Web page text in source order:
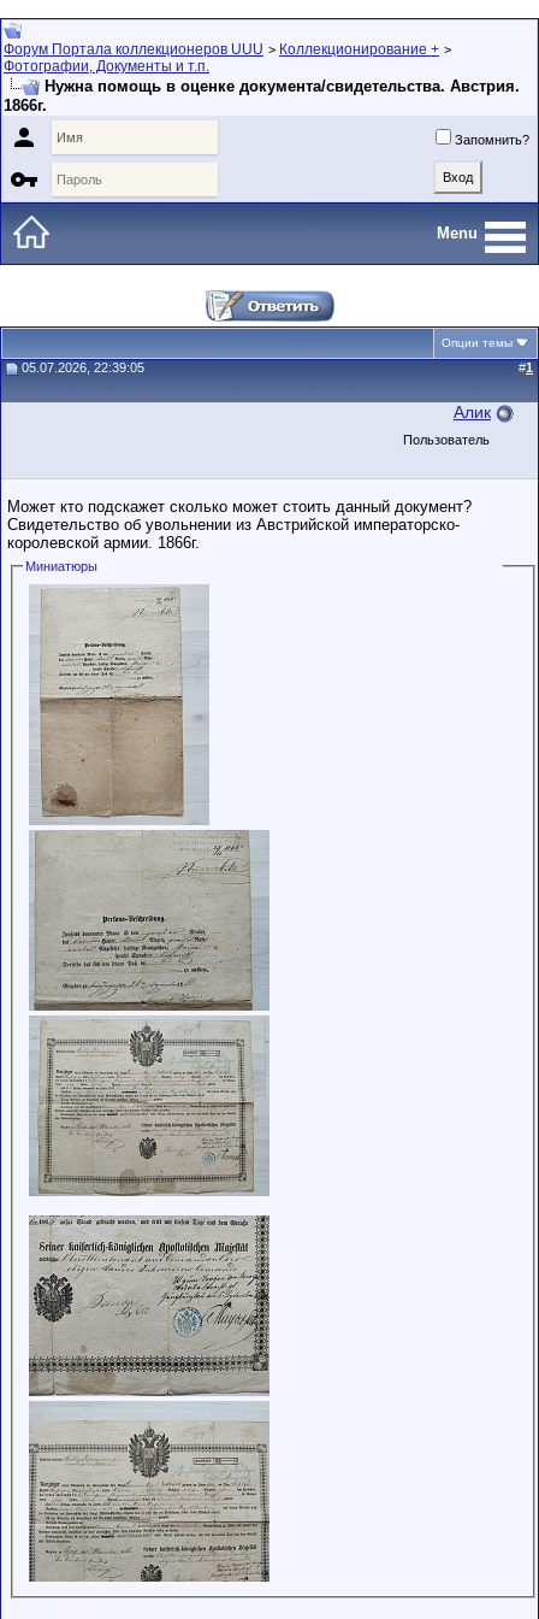
Форум Портала коллекционеров UUU > Коллекционирование + >
Фотографии, Документы и т.п.
Нужна помощь в оценке документа/свидетельства. Австрия.
1866г.
 Запомнить?

Menu
Опции темы
05.07.2026, 22:39:05 #1
Алик
Пользователь
Может кто подскажет сколько может стоить данный документ?
Свидетельство об увольнении из Австрийской императорско-
королевской армии. 1866г.
Миниатюры